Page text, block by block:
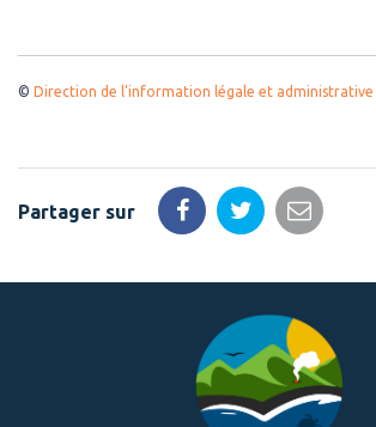
© Direction de l'information légale et administrative
Partager sur
PartagerPartager